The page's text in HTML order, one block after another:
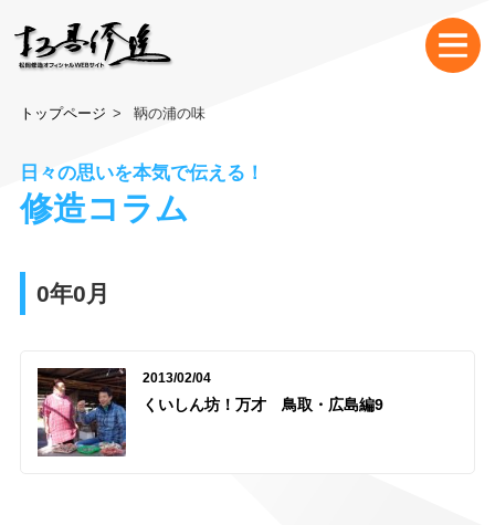
トップページ 鞆の浦の味
日々の思いを本気で伝える！
修造コラム
0年0月
2013/02/04
くいしん坊！万才 鳥取・広島編9